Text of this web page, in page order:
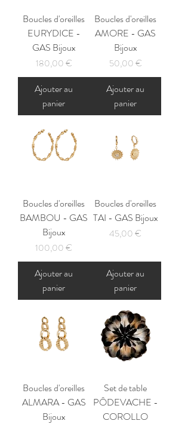
Boucles d'oreilles
EURYDICE -
GAS Bijoux
Prix
180,00 €
Ajouter au
panier
Boucles d'oreilles
AMORE - GAS
Bijoux
Prix
50,00 €
Ajouter au
panier
Boucles d'oreilles
BAMBOU - GAS
Bijoux
Prix
100,00 €
Ajouter au
panier
Boucles d'oreilles
TAI - GAS Bijoux
Prix
45,00 €
Ajouter au
panier
Boucles d'oreilles
ALMARA - GAS
Bijoux
Set de table
PÔDEVACHE -
COROLLO